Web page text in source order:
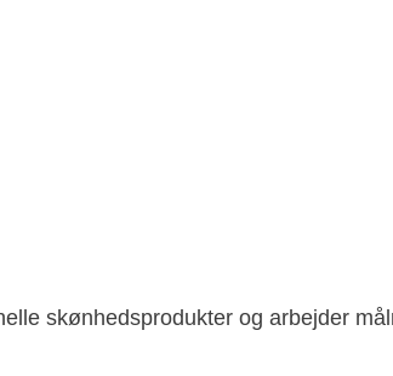
skønhedsprodukter og arbejder